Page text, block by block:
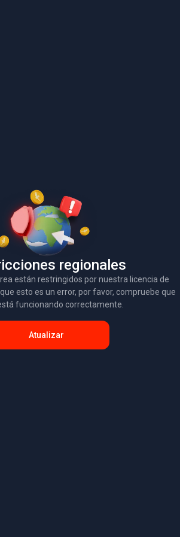
regionales
están restringidos por nuestra licencia de
esto es un error, por favor, compruebe que
funcionando correctamente.
Atualizar